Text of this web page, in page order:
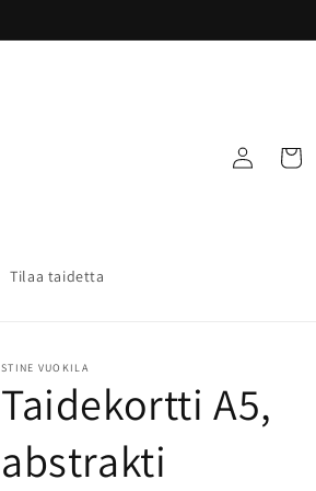
Tilaa taidetta
Kirjaudu
sisään
Ostoskori
STINE VUOKILA
Taidekortti A5,
abstrakti